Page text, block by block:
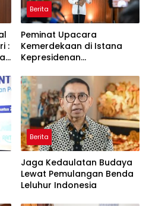
:
Berita
Peminat Upacara
Kemerdekaan di Istana
Kepresidenan
Ribu Pendaftar!
Berita
Jaga Kedaulatan Budaya
Lewat Pemulangan Benda
Leluhur Indonesia